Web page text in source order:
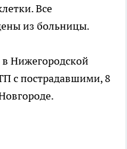
Все
из больницы.
Нижегородской
с пострадавшими, 8